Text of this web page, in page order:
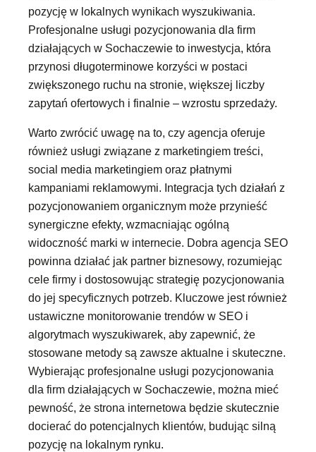
pozycję w lokalnych wynikach wyszukiwania.
Profesjonalne usługi pozycjonowania dla firm
działających w Sochaczewie to inwestycja, która
przynosi długoterminowe korzyści w postaci
zwiększonego ruchu na stronie, większej liczby
zapytań ofertowych i finalnie – wzrostu sprzedaży.
Warto zwrócić uwagę na to, czy agencja oferuje
również usługi związane z marketingiem treści,
social media marketingiem oraz płatnymi
kampaniami reklamowymi. Integracja tych działań z
pozycjonowaniem organicznym może przynieść
synergiczne efekty, wzmacniając ogólną
widoczność marki w internecie. Dobra agencja SEO
powinna działać jak partner biznesowy, rozumiejąc
cele firmy i dostosowując strategię pozycjonowania
do jej specyficznych potrzeb. Kluczowe jest również
ustawiczne monitorowanie trendów w SEO i
algorytmach wyszukiwarek, aby zapewnić, że
stosowane metody są zawsze aktualne i skuteczne.
Wybierając profesjonalne usługi pozycjonowania
dla firm działających w Sochaczewie, można mieć
pewność, że strona internetowa będzie skutecznie
docierać do potencjalnych klientów, budując silną
pozycję na lokalnym rynku.